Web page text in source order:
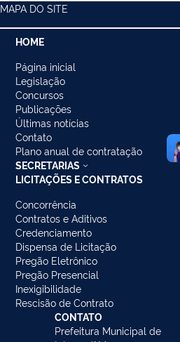
MAPA DO SITE
HOME
Página inicial
Legislação
Concursos
Publicações
Últimas notícias
Contato
Plano anual de contratação
SECRETARIAS
LICITAÇÕES E CONTRATOS
Concorrência
Contratos e Aditivos
Credenciamento
Dispensa de Licitação
Pregão Eletrônico
Pregão Presencial
Inexigibilidade
Rescisão de Contrato
CONTATO
Prefeitura Municipal de